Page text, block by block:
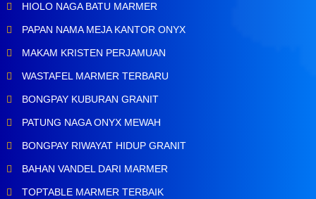
HIOLO NAGA BATU MARMER
PAPAN NAMA MEJA KANTOR ONYX
MAKAM KRISTEN PERJAMUAN
WASTAFEL MARMER TERBARU
BONGPAY KUBURAN GRANIT
PATUNG NAGA ONYX MEWAH
BONGPAY RIWAYAT HIDUP GRANIT
BAHAN VANDEL DARI MARMER
TOPTABLE MARMER TERBAIK